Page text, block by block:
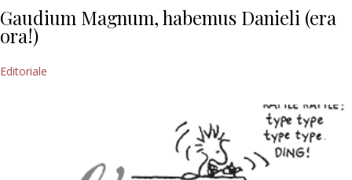
Gaudium Magnum, habemus Danieli (era
ora!)
Editoriale